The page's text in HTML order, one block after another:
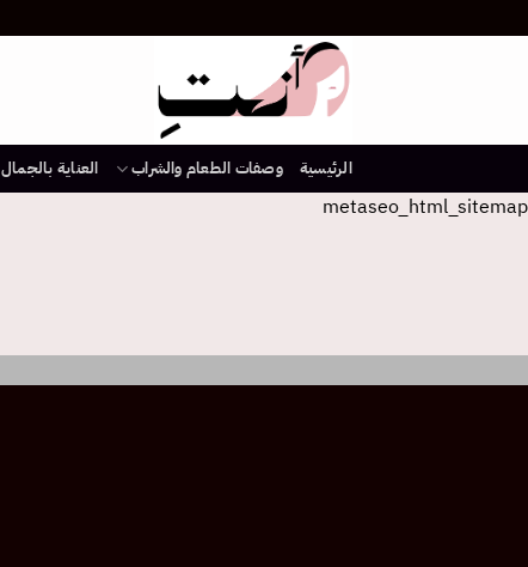
للمحتوى
الرئيسية وصفات الطعام والشراب العناية بالجمال
metaseo_html_sitemap